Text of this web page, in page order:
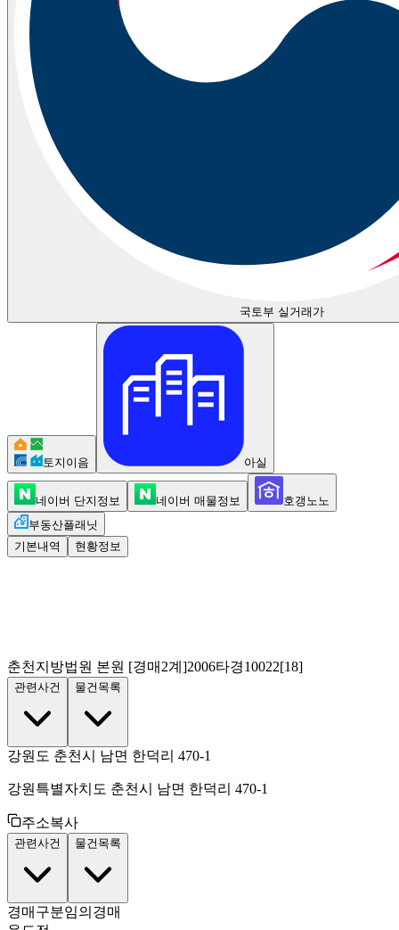
국토부 실거래가
토지이음 아실
네이버 단지정보 네이버 매물정보
호갱노노
부동산플래닛
기본내역
현황정보
춘천지방법원 본원 [경매2계]2006타경10022[18]
관련사건 물건목록
강원도 춘천시 남면 한덕리 470-1
강원특별자치도 춘천시 남면 한덕리 470-1
주소복사
관련사건 물건목록
경매구분임의경매